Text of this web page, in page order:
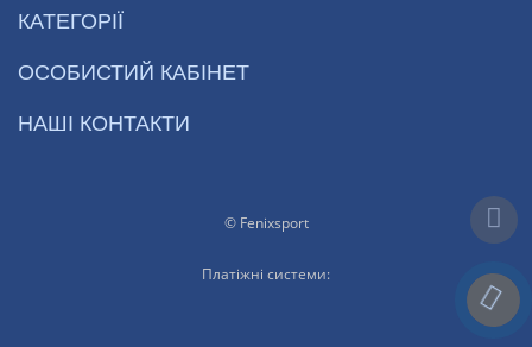
КАТЕГОРІЇ
ОСОБИСТИЙ КАБІНЕТ
НАШІ КОНТАКТИ
© Fenixsport
Платіжні системи: